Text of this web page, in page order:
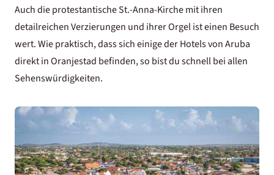
Auch die protestantische St.-Anna-Kirche mit ihren
detailreichen Verzierungen und ihrer Orgel ist einen Besuch
wert. Wie praktisch, dass sich einige derHotels von Aruba
direkt in Oranjestad befinden, so bist du schnell bei allen
Sehenswürdigkeiten.